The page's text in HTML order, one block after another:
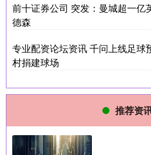
前十证券公司 突发：曼城超一亿
德森
专业配资论坛资讯 千问上线足球
村捐建球场
推荐资